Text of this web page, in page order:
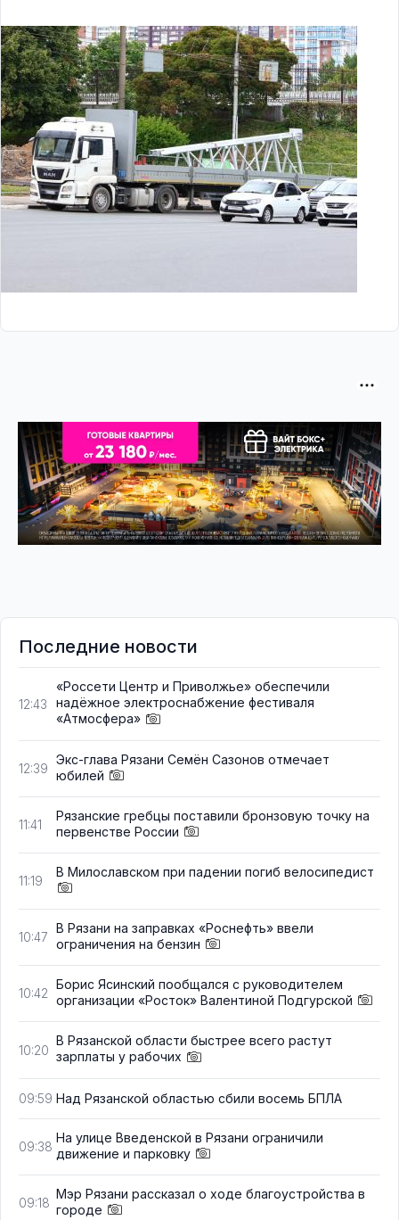
Последние новости
12:43
«Россети Центр и Приволжье» обеспечили
надёжное электроснабжение фестиваля
«Атмосфера»
12:39
Экс-глава Рязани Семён Сазонов отмечает
юбилей
11:41
Рязанские гребцы поставили бронзовую точку на
первенстве России
11:19
В Милославском при падении погиб велосипедист
10:47
В Рязани на заправках «Роснефть» ввели
ограничения на бензин
10:42
Борис Ясинский пообщался с руководителем
организации «Росток» Валентиной Подгурской
10:20
В Рязанской области быстрее всего растут
зарплаты у рабочих
09:59 Над Рязанской областью сбили восемь БПЛА
09:38
На улице Введенской в Рязани ограничили
движение и парковку
09:18
Мэр Рязани рассказал о ходе благоустройства в
городе